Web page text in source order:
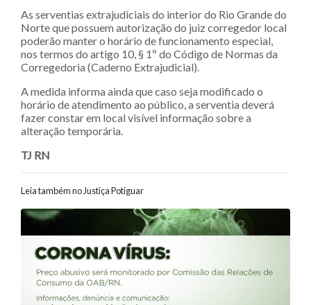
As serventias extrajudiciais do interior do Rio Grande do
Norte que possuem autorização do juiz corregedor local
poderão manter o horário de funcionamento especial,
nos termos do artigo 10, § 1º do Código de Normas da
Corregedoria (Caderno Extrajudicial).
A medida informa ainda que caso seja modificado o
horário de atendimento ao público, a serventia deverá
fazer constar em local visível informação sobre a
alteração temporária.
TJ RN
Leia também no Justiça Potiguar
Navegação entre posts